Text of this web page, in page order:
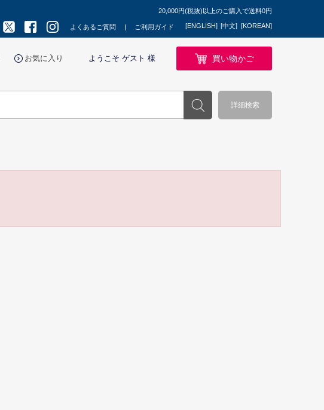
20,000円(税抜)以上のご購入で送料0円
よくあるご質問 ご利用ガイド [ENGLISH] [中文] [KOREAN]
お気に入り ようこそ ゲスト 様 買い物かご
詳細検索